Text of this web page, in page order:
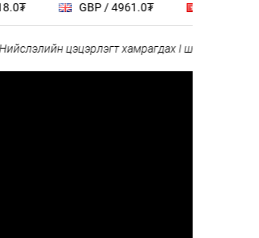
GBP / 4961.0₮ HKD / 462.1₮
цэцэрлэгт хамрагдах I шатны бүртгэл